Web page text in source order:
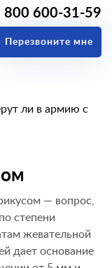
800 600-31-59
Перезвоните мне
ли в армию с
— вопрос,
степени
жевательной
дает основание